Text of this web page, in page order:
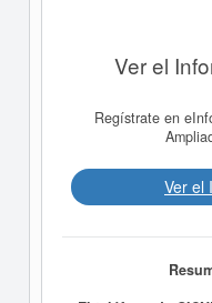
Ver el
Regístrate en
Ver el